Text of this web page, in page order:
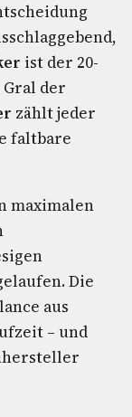
ist der 20-
der
zählt jeder
faltbare
maximalen
Die
aus
– und